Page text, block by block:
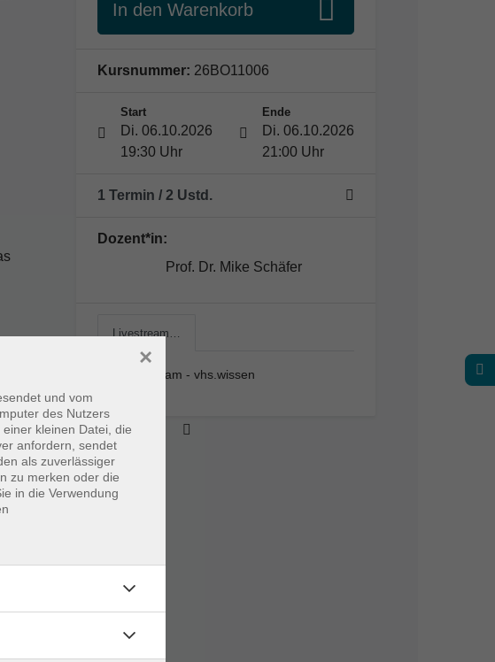
In den Warenkorb
Kursnummer: 26BO11006
Start
Di. 06.10.2026
19:30 Uhr
Ende
Di. 06.10.2026
21:00 Uhr
1 Termin / 2 Ustd.
Dozent*in:
Prof. Dr. Mike Schäfer
Livestream…
Livestream - vhs.wissen
und vom
des Nutzers
kleinen Datei, die
anfordern, sendet
als zuverlässiger
zu merken oder die
in die Verwendung
×